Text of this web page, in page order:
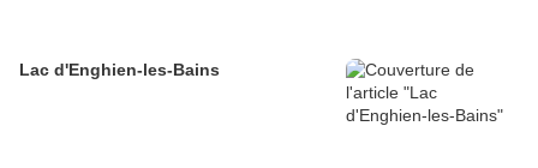
Lac d'Enghien-les-Bains